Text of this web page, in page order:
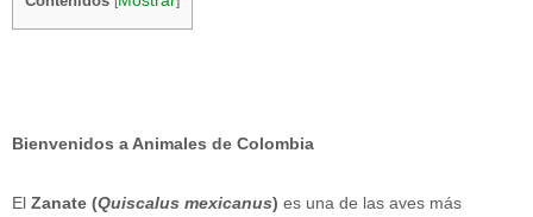
Bienvenidos a Animales de Colombia
El Zanate (Quiscalus mexicanus) es una de las aves más